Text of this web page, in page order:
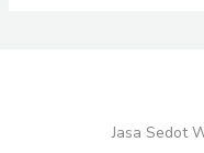
Jasa Sedot